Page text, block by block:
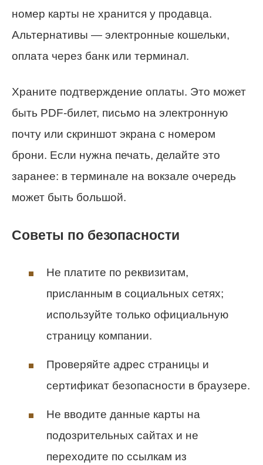
номер карты не хранится у продавца.
Альтернативы — электронные кошельки,
оплата через банк или терминал.
Храните подтверждение оплаты. Это может
быть PDF-билет, письмо на электронную
почту или скриншот экрана с номером
брони. Если нужна печать, делайте это
заранее: в терминале на вокзале очередь
может быть большой.
Советы по безопасности
Не платите по реквизитам,
присланным в социальных сетях;
используйте только официальную
страницу компании.
Проверяйте адрес страницы и
сертификат безопасности в браузере.
Не вводите данные карты на
подозрительных сайтах и не
переходите по ссылкам из